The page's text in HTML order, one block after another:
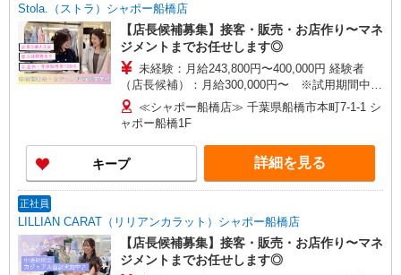
Stola.（ストラ）シャポー船橋店
【店長候補募集】接客・販売・お店作り〜マネ
ジメントまでお任せします◎
未経験：月給243,800円〜400,000円 経験者
（店長候補）：月給300,000円〜 ※試用期間中は
270,000円〜 ★固定残業手当：30,800円（月給に
含む） ※経験・能力考慮 ※固定残業時間は1ヶ月
あたり20時間、超過時は追加で残業手当支給 ※月
3万円まで交通費支給 ※試用期間（2〜3ヶ月）も
同条件 【手当】固定残業手当／資格手当／店舗職
制手当／住宅手当（実家外かつ賃貸の場合のみ別
当の種類はエリアにより異なります。詳細は面接
時にお尋ねください。
≪シャポー船橋店≫ 千葉県船橋市本町7-1-1 シ
ャポー船橋1F
キープ 詳細を見る
正社員
LILLIAN CARAT（リリアンカラット）シャポー船橋店
【店長候補募集】接客・販売・お店作り〜マネ
ジメントまでお任せします◎